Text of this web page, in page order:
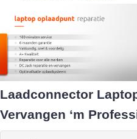
Laadconnector
Vervangen ‘m